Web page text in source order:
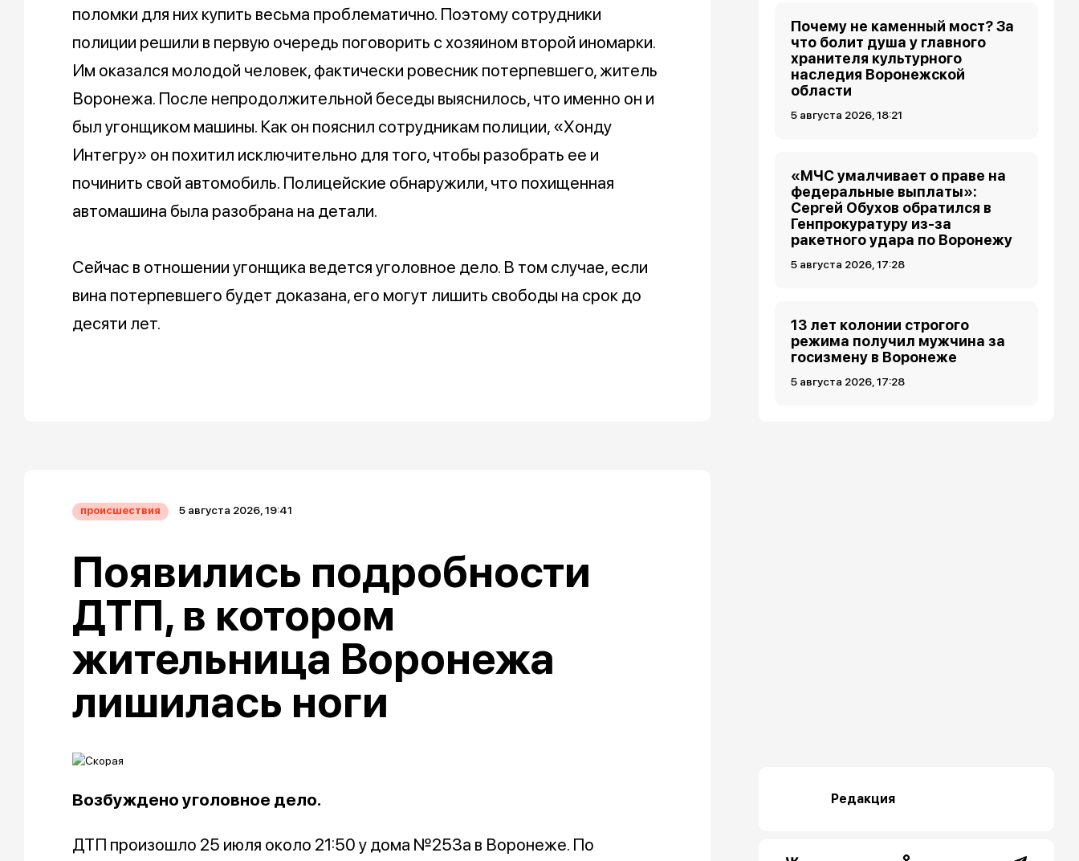
поломки для них купить весьма проблематично. Поэтому сотрудники
полиции решили в первую очередь поговорить с хозяином второй иномарки.
Им оказался молодой человек, фактически ровесник потерпевшего, житель
Воронежа. После непродолжительной беседы выяснилось, что именно он и
был угонщиком машины. Как он пояснил сотрудникам полиции, «Хонду
Интегру» он похитил исключительно для того, чтобы разобрать ее и
починить свой автомобиль. Полицейские обнаружили, что похищенная
автомашина была разобрана на детали.
Сейчас в отношении угонщика ведется уголовное дело. В том случае, если
вина потерпевшего будет доказана, его могут лишить свободы на срок до
десяти лет.
Почему не каменный мост? За
что болит душа у главного
хранителя культурного
наследия Воронежской
области
5 августа 2026, 18:21
«МЧС умалчивает о праве на
федеральные выплаты»:
Сергей Обухов обратился в
Генпрокуратуру из-за
ракетного удара по Воронежу
5 августа 2026, 17:28
13 лет колонии строгого
режима получил мужчина за
госизмену в Воронеже
5 августа 2026, 17:28
происшествия 5 августа 2026, 19:41
Появились подробности
ДТП, в котором
жительница Воронежа
лишилась ноги
Возбуждено уголовное дело.
ДТП произошло 25 июля около 21:50 у дома №253а в Воронеже. По
Редакция